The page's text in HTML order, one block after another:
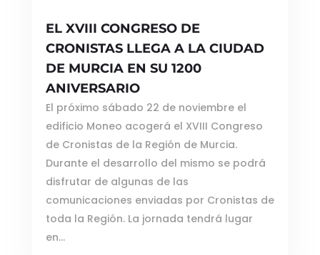
EL XVIII CONGRESO DE
CRONISTAS LLEGA A LA CIUDAD
DE MURCIA EN SU 1200
ANIVERSARIO
El próximo sábado 22 de noviembre el
edificio Moneo acogerá el XVIII Congreso
de Cronistas de la Región de Murcia.
Durante el desarrollo del mismo se podrá
disfrutar de algunas de las
comunicaciones enviadas por Cronistas de
toda la Región. La jornada tendrá lugar
en...